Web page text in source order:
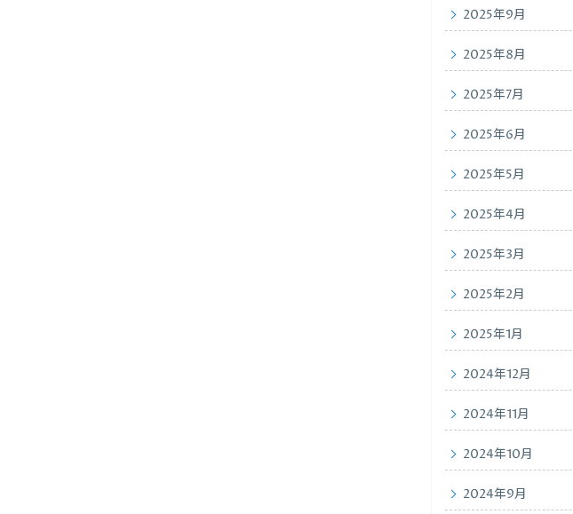
2025年9月
2025年8月
2025年7月
2025年6月
2025年5月
2025年4月
2025年3月
2025年2月
2025年1月
2024年12月
2024年11月
2024年10月
2024年9月